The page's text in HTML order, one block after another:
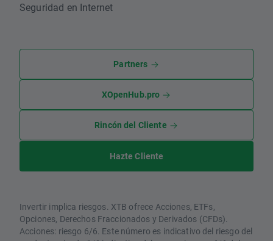
Seguridad en Internet
Partners
XOpenHub.pro
Rincón del Cliente
Hazte Cliente
Invertir implica riesgos. XTB ofrece Acciones, ETFs,
Opciones, Derechos Fraccionados y Derivados (CFDs).
Acciones: riesgo 6/6. Este número es indicativo del riesgo del